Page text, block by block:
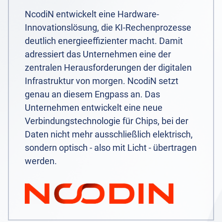
NcodiN entwickelt eine Hardware-
Innovationslösung, die KI-Rechenprozesse
deutlich energieeffizienter macht. Damit
adressiert das Unternehmen eine der
zentralen Herausforderungen der digitalen
Infrastruktur von morgen. NcodiN setzt
genau an diesem Engpass an. Das
Unternehmen entwickelt eine neue
Verbindungstechnologie für Chips, bei der
Daten nicht mehr ausschließlich elektrisch,
sondern optisch - also mit Licht - übertragen
werden.